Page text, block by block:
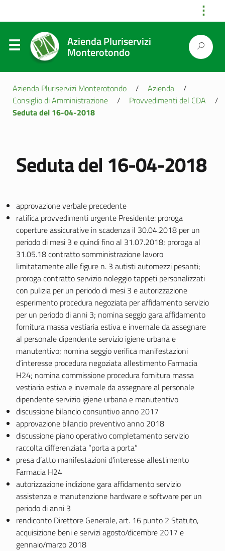
⋮
Azienda Pluriservizi
Monterotondo
Azienda Pluriservizi Monterotondo / Azienda
/
Consiglio di Amministrazione
/ Provvedimenti del CDA
/
Seduta del 16-04-2018
Seduta del 16-04-2018
approvazione verbale precedente
ratifica provvedimenti urgente Presidente: proroga
coperture assicurative in scadenza il 30.04.2018 per un
periodo di mesi 3 e quindi fino al 31.07.2018; proroga al
31.05.18 contratto somministrazione lavoro
limitatamente alle figure n. 3 autisti automezzi pesanti;
proroga contratto servizio noleggio tappeti personalizzati
con pulizia per un periodo di mesi 3 e autorizzazione
esperimento procedura negoziata per affidamento servizio
per un periodo di anni 3; nomina seggio gara affidamento
fornitura massa vestiaria estiva e invernale da assegnare
al personale dipendente servizio igiene urbana e
manutentivo; nomina seggio verifica manifestazioni
d’interesse procedura negoziata allestimento Farmacia
H24; nomina commissione procedura fornitura massa
vestiaria estiva e invernale da assegnare al personale
dipendente servizio igiene urbana e manutentivo
discussione bilancio consuntivo anno 2017
approvazione bilancio preventivo anno 2018
discussione piano operativo completamento servizio
raccolta differenziata “porta a porta”
presa d’atto manifestazioni d’interesse allestimento
Farmacia H24
autorizzazione indizione gara affidamento servizio
assistenza e manutenzione hardware e software per un
periodo di anni 3
rendiconto Direttore Generale, art. 16 punto 2 Statuto,
acquisizione beni e servizi agosto/dicembre 2017 e
gennaio/marzo 2018